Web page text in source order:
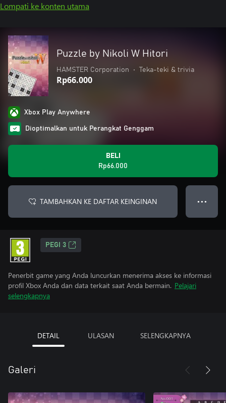
Lompati ke konten utama
Puzzle by Nikoli W Hitori
HAMSTER Corporation • Teka-teki & trivia
Rp66.000
Xbox Play Anywhere
Dioptimalkan untuk Perangkat Genggam
BELI
Rp66.000
TAMBAHKAN KE DAFTAR KEINGINAN ● ● ●
PEGI 3
Penerbit game yang Anda luncurkan menerima akses ke informasi
profil Xbox Anda dan data terkait saat Anda bermain. Pelajari
selengkapnya
DETAIL ULASAN SELENGKAPNYA
Galeri